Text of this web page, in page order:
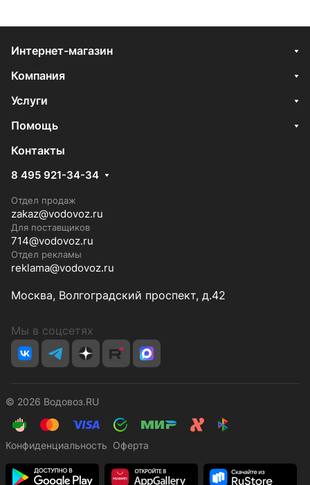
Интернет-магазин
Компания
Услуги
Помощь
Контакты
8 495 921-34-34
Отдел продаж
zakaz@vodovoz.ru
Для поставщиков
714@vodovoz.ru
Отдел рекламы
reklama@vodovoz.ru
Москва, Волгоградский проспект, д.42
Мы в соцсетях
© 2026 Водовоз.RU
Конфиденциальность Оферта